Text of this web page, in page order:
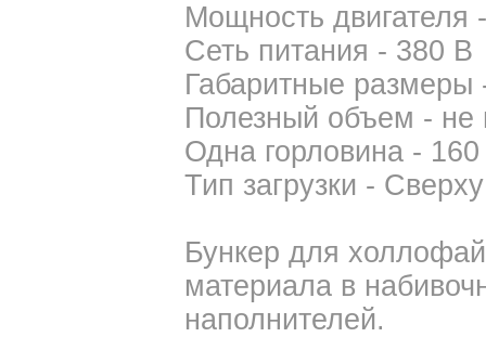
Мощность двигателя
Сеть питания - 380 В
Габаритные размеры
Полезный объем -
Одна горловина -
Тип загрузки - Сверху
Бункер для
материала в
наполнителей.